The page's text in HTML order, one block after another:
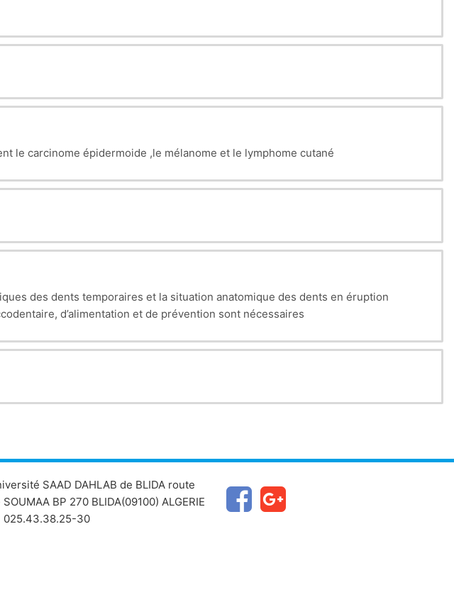
le carcinome épidermoide ,le mélanome et le lymphome cutané
des dents temporaires et la situation anatomique des dents en éruption
d’alimentation et de prévention sont nécessaires
SAAD DAHLAB de BLIDA route
SOUMAA BP 270 BLIDA(09100) ALGERIE
025.43.38.25-30